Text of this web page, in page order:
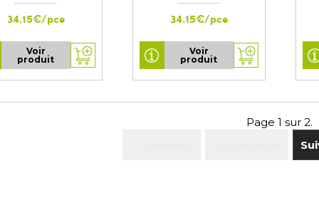
34.15€/pce
Voir
produit
34.15€/pce
Voir
produit
Page 1 sur 2.